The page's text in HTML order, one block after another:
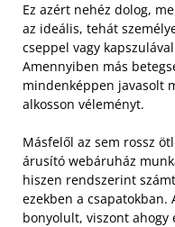
Ez azért nehéz dolog,
az ideális, tehát
cseppel vagy
Amennyiben más
mindenképpen javasolt
alkosson véleményt.
Másfelől az sem rossz
árusító webáruház
hiszen rendszerint
ezekben a csapatokban.
bonyolult, viszont